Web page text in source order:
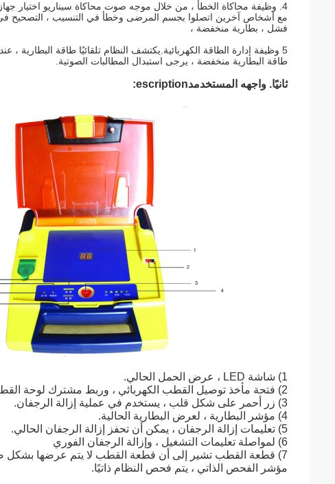
4. وظيفة محاكاة الخطأ ، من خلال موجه صوت محاكاة سيناريو اختيار جهاز التحكم عن بعد ، بما في ذلك: عملية إزالة الرجفان
مع أشخاص آخرين اتصلوا بجسم المرضى وخطأ في التنسيب ، التصحيح في
فشل ، بطارية منخفضة ،
5 وظيفة إدارة الطاقة الكهربائية.يكتشف النظام تلقائيًا طاقة البطارية ، عندما تكون البطارية غير كافية ، سيكون للنظام ملف
طاقة البطارية منخفضة ، يرجى استبدال المطالبات الصوتية.
ثانيًا. واجهه المستخدمدescription:
1) شاشة LED ، عرض الحمل الحالي.
2) فتحة مأخذ توصيل القطب الكهربائي ، وربط مشترك لوحة القطب.
3) زر أحمر على شكل قلب ، يستخدم في عملية إزالة الرجفان.
4) مؤشر البطارية ، لعرض البطارية الحالية.
5) تعليمات إزالة الرجفان ، يمكن أن تحفز إزالة الرجفان الحالي.
6) لمواصلة تعليمات التشغيل ، وإزالة الرجفان الفوري
7) قطعة القطب تشير إلى أن قطعة القطب لا يتم عرضها بشكل صحيح عند وضع التصحيح
مؤشر الفحص الذاتي ، يتم فحص النظام ذاتيًا.